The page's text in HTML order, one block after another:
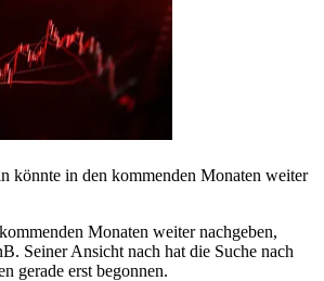
könnte in den kommenden Monaten weiter
Monaten weiter nachgeben,
Seiner Ansicht nach hat die Suche nach
gerade erst begonnen.